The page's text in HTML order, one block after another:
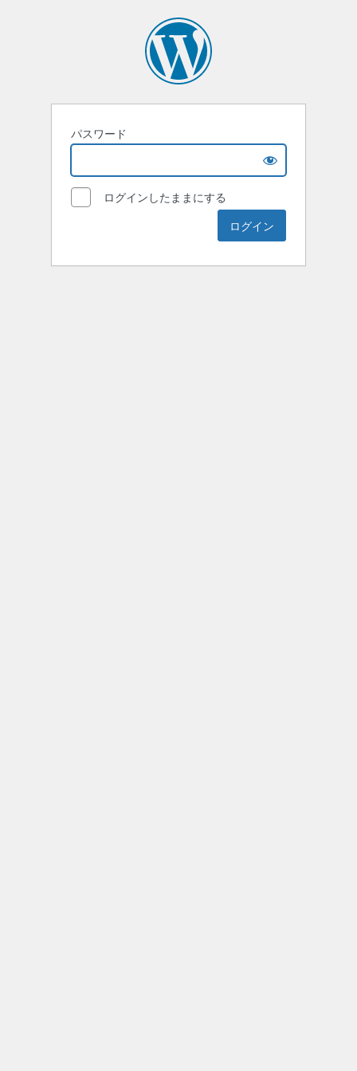
パスワード
ログインしたままにする